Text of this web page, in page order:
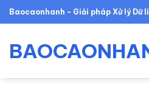
Skip
to
Baocaonhanh - Giải pháp Xử lý Dữ